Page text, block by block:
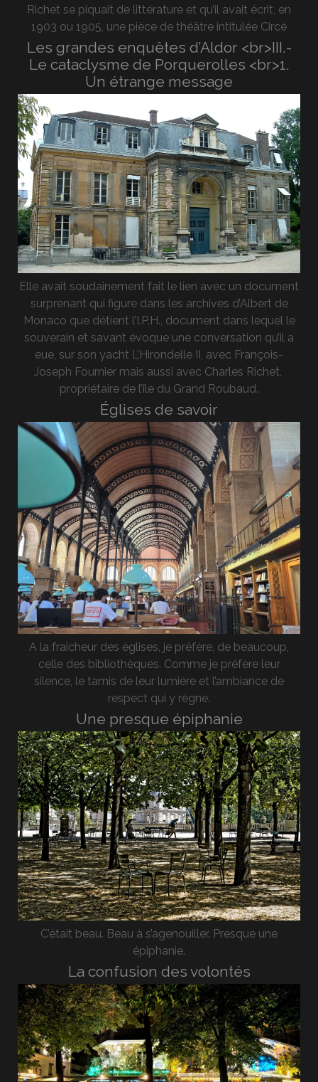
Richet se piquait de littérature et qu’il avait écrit, en
1903 ou 1905, une pièce de théâtre intitulée Circé
Les grandes enquêtes d’Aldor <br>III.-
Le cataclysme de Porquerolles <br>1.
Un étrange message
Elle avait soudainement fait le lien avec un document
surprenant qui figure dans les archives d’Albert de
Monaco que détient l’I.P.H., document dans lequel le
souverain et savant évoque une conversation qu’il a
eue, sur son yacht L’Hirondelle II, avec François-
Joseph Fournier mais aussi avec Charles Richet,
propriétaire de l’île du Grand Roubaud.
Églises de savoir
A la fraîcheur des églises, je préfère, de beaucoup,
celle des bibliothèques. Comme je préfère leur
silence, le tamis de leur lumière et l’ambiance de
respect qui y règne.
Une presque épiphanie
C’était beau. Beau à s’agenouiller. Presque une
épiphanie.
La confusion des volontés